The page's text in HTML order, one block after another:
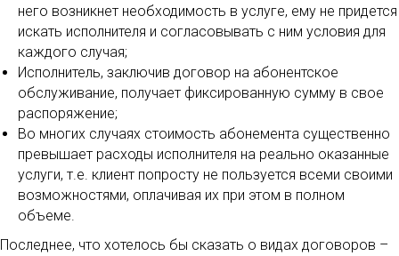
него возникнет необходимость в услуге, ему не придется
искать исполнителя и согласовывать с ним условия для
каждого случая;
Исполнитель, заключив договор на абонентское
обслуживание, получает фиксированную сумму в свое
распоряжение;
Во многих случаях стоимость абонемента существенно
превышает расходы исполнителя на реально оказанные
услуги, т.е. клиент попросту не пользуется всеми своими
возможностями, оплачивая их при этом в полном
объеме.
Последнее, что хотелось бы сказать о видах договоров –